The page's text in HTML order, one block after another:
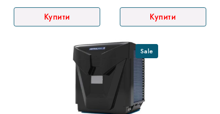
Купити Купити
Sale